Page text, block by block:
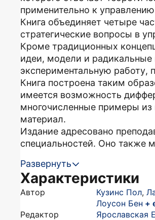
применительно к
Книга объединяет четыре
стратегические вопросы в
Кроме традиционных
идеи, модели и
экспериментальную работу,
Книга построена таким
имеется возможность
многочисленные примеры
материал.
Издание адресовано
специальностей. Оно также
Развернуть
Характеристики
Автор Кузинс Пол,
Лоусон Бен +
Редактор
Ярославская